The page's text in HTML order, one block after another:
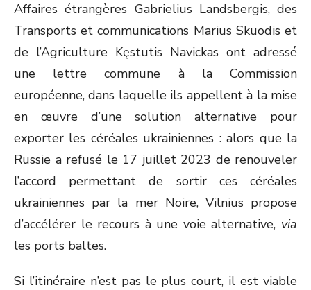
Affaires étrangères Gabrielius Landsbergis, des
Transports et communications Marius Skuodis et
de l’Agriculture Kęstutis Navickas ont adressé
une lettre commune à la Commission
européenne, dans laquelle ils appellent à la mise
en œuvre d’une solution alternative pour
exporter les céréales ukrainiennes : alors que la
Russie a refusé le 17 juillet 2023 de renouveler
l’accord permettant de sortir ces céréales
ukrainiennes par la mer Noire, Vilnius propose
d’accélérer le recours à une voie alternative, via
les ports baltes.
Si l’itinéraire n’est pas le plus court, il est viable